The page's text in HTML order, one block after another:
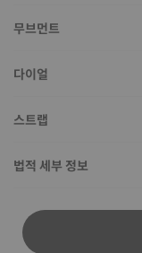
무브먼트
다이얼
스트랩
법적 세부 정보